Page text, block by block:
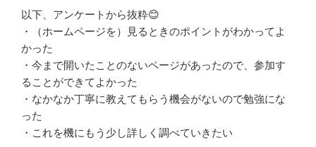
以下、アンケートから抜粋😊
・（ホームページを）見るときのポイントがわかってよ
かった
・今まで開いたことのないページがあったので、参加す
ることができてよかった
・なかなか丁寧に教えてもらう機会がないので勉強にな
った
・これを機にもう少し詳しく調べていきたい